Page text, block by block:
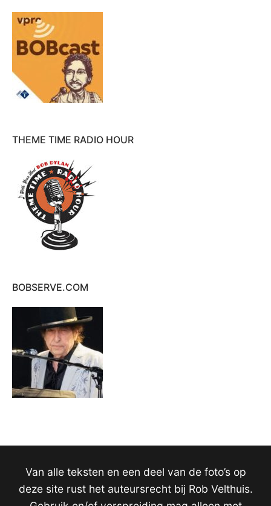
THEME TIME RADIO HOUR
BOBSERVE.COM
Van alle teksten en een deel van de foto’s op
deze site rust het auteursrecht bij Rob Velthuis.